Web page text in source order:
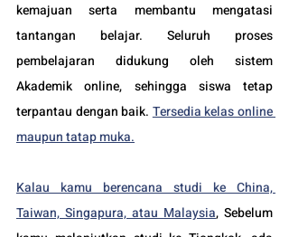
kemajuan serta membantu mengatasi
tantangan belajar. Seluruh proses
pembelajaran didukung oleh sistem
Akademik online, sehingga siswa tetap
terpantau dengan baik. Tersedia kelas online
maupun tatap muka.
Kalau kamu berencana studi ke China,
Taiwan, Singapura, atau Malaysia, Sebelum